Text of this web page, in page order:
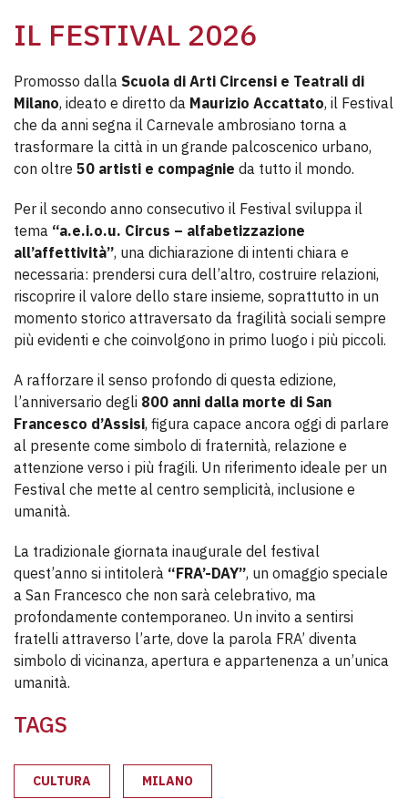
IL FESTIVAL 2026
Promosso dalla Scuola di Arti Circensi e Teatrali di
Milano, ideato e diretto da Maurizio Accattato, il Festival
che da anni segna il Carnevale ambrosiano torna a
trasformare la città in un grande palcoscenico urbano,
con oltre 50 artisti e compagnie da tutto il mondo.
Per il secondo anno consecutivo il Festival sviluppa il
tema “a.e.i.o.u. Circus – alfabetizzazione
all’affettività”, una dichiarazione di intenti chiara e
necessaria: prendersi cura dell’altro, costruire relazioni,
riscoprire il valore dello stare insieme, soprattutto in un
momento storico attraversato da fragilità sociali sempre
più evidenti e che coinvolgono in primo luogo i più piccoli.
A rafforzare il senso profondo di questa edizione,
l’anniversario degli 800 anni dalla morte di San
Francesco d’Assisi, figura capace ancora oggi di parlare
al presente come simbolo di fraternità, relazione e
attenzione verso i più fragili. Un riferimento ideale per un
Festival che mette al centro semplicità, inclusione e
umanità.
La tradizionale giornata inaugurale del festival
quest’anno si intitolerà “FRA’-DAY”, un omaggio speciale
a San Francesco che non sarà celebrativo, ma
profondamente contemporaneo. Un invito a sentirsi
fratelli attraverso l’arte, dove la parola FRA’ diventa
simbolo di vicinanza, apertura e appartenenza a un’unica
umanità.
TAGS
CULTURA MILANO